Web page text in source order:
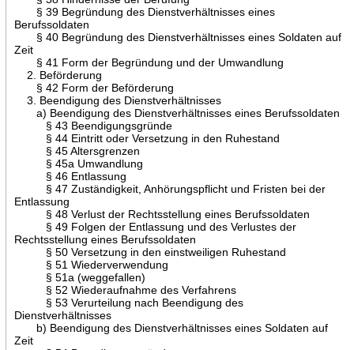
§ 39 Begründung des Dienstverhältnisses eines
Berufssoldaten
§ 40 Begründung des Dienstverhältnisses eines Soldaten auf
Zeit
§ 41 Form der Begründung und der Umwandlung
2. Beförderung
§ 42 Form der Beförderung
3. Beendigung des Dienstverhältnisses
a) Beendigung des Dienstverhältnisses eines Berufssoldaten
§ 43 Beendigungsgründe
§ 44 Eintritt oder Versetzung in den Ruhestand
§ 45 Altersgrenzen
§ 45a Umwandlung
§ 46 Entlassung
§ 47 Zuständigkeit, Anhörungspflicht und Fristen bei der
Entlassung
§ 48 Verlust der Rechtsstellung eines Berufssoldaten
§ 49 Folgen der Entlassung und des Verlustes der
Rechtsstellung eines Berufssoldaten
§ 50 Versetzung in den einstweiligen Ruhestand
§ 51 Wiederverwendung
§ 51a (weggefallen)
§ 52 Wiederaufnahme des Verfahrens
§ 53 Verurteilung nach Beendigung des
Dienstverhältnisses
b) Beendigung des Dienstverhältnisses eines Soldaten auf
Zeit